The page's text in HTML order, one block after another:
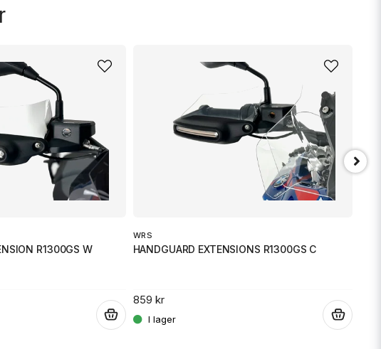
Mejladress
publicera min fråga
R1300GS W
WRS
HANDGUARD EXTENSIONS R1300GS C
859 kr